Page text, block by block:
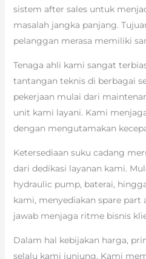
sistem after sales untuk
masalah jangka panjang.
pelanggan merasa memiliki
Tenaga ahli kami sangat
tantangan teknis di berbagai
pekerjaan mulai dari
unit kami layani. Kami
dengan mengutamakan
Ketersediaan suku cadang
dari dedikasi layanan kami.
hydraulic pump, baterai,
kami, menyediakan spare
jawab menjaga ritme bisnis
Dalam hal kebijakan harga,
selalu kami junjung. Kami